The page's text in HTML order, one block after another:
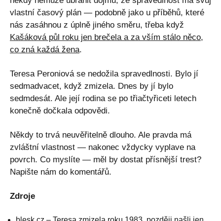
vlastní časový plán — podobně jako u příběhů, které
nás zasáhnou z úplně jiného směru, třeba když
Kašáková půl roku jen brečela a za vším stálo něco,
co zná každá žena.
Teresa Peroniová se nedožila spravedlnosti. Bylo jí
sedmadvacet, když zmizela. Dnes by jí bylo
sedmdesát. Ale její rodina se po třiačtyřiceti letech
konečně dočkala odpovědi.
Někdy to trvá neuvěřitelně dlouho. Ale pravda má
zvláštní vlastnost — nakonec vždycky vyplave na
povrch. Co myslíte — měl by dostat přísnější trest?
Napište nám do komentářů.
Zdroje